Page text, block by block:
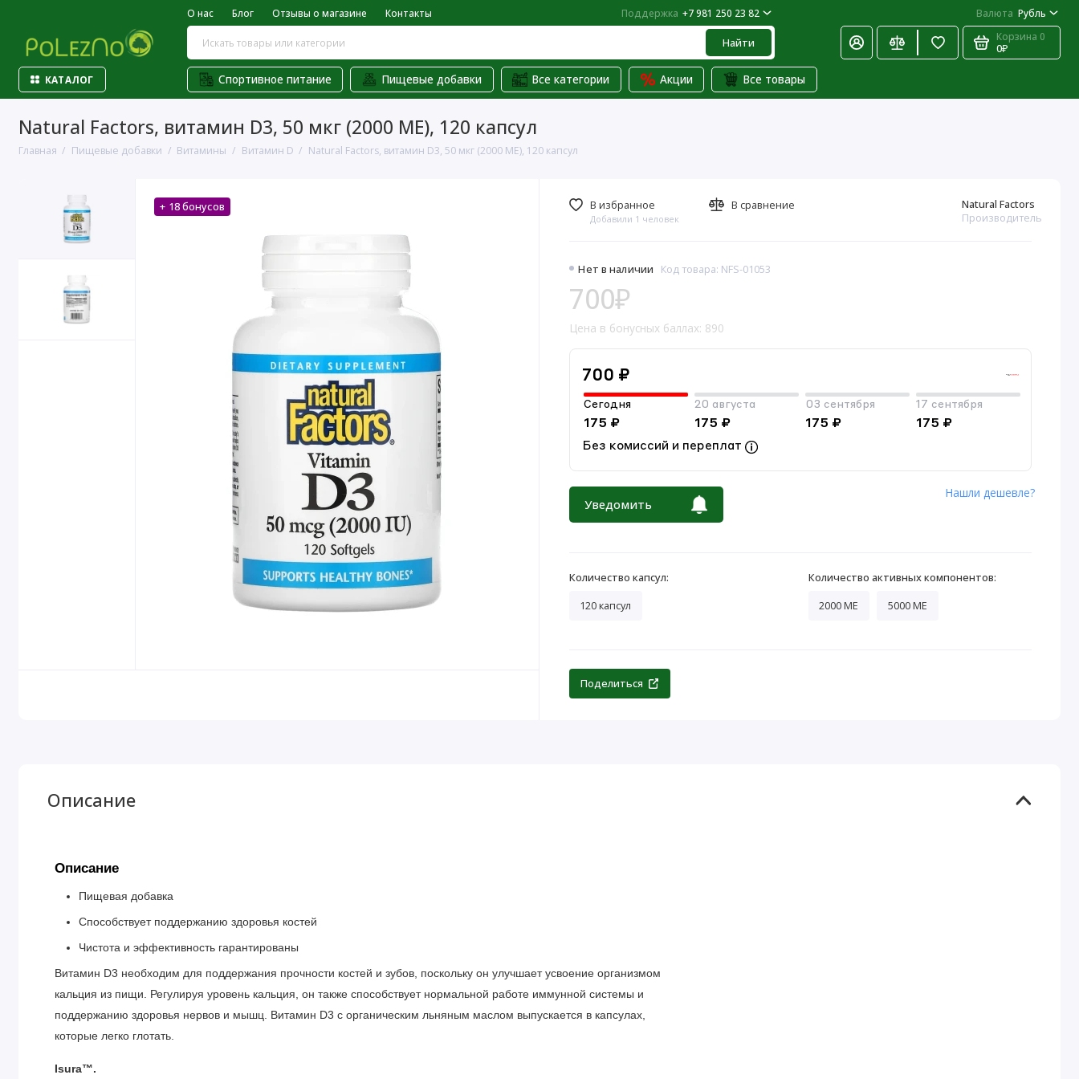
О нас Блог Отзывы о магазине Контакты Поддержка +7 981 250 23 82 Валюта Рубль
Найти Корзина 0
0₽
КАТАЛОГ Спортивное питание Пищевые добавки Все категории Акции Все товары
Natural Factors, витамин D3, 50 мкг (2000 МЕ), 120 капсул
Главная Пищевые добавки Витамины Витамин D Natural Factors, витамин D3, 50 мкг (2000 МЕ), 120 капсул
+ 18 бонусов
Нет в наличии Код товара: NFS-01053
Natural Factors
Производитель
700₽
Цена в бонусных баллах: 890
700 ₽
Сегодня
175 ₽
20 августа
175 ₽
03 сентября
175 ₽
17 сентября
175 ₽
Без комиссий и переплат
Уведомить
Нашли дешевле?
В избранное
Добавили 1 человек
В сравнение
Количество капсул:
120 капсул
Количество активных компонентов:
2000 МЕ
5000 МЕ
Поделиться
Описание
Описание
Пищевая добавка
Способствует поддержанию здоровья костей
Чистота и эффективность гарантированы
Витамин D3 необходим для поддержания прочности костей и зубов, поскольку он улучшает усвоение организмом
кальция из пищи. Регулируя уровень кальция, он также способствует нормальной работе иммунной системы и
поддержанию здоровья нервов и мышц. Витамин D3 с органическим льняным маслом выпускается в капсулах,
которые легко глотать.
Isura™.